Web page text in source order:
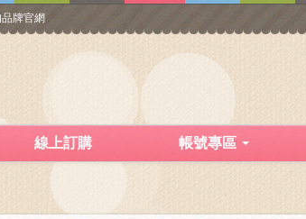
牌官網
線上訂購 帳號專區